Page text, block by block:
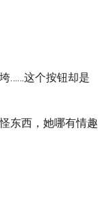
……这个按钮却是
东西，她哪有情趣